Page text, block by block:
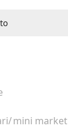
mini market